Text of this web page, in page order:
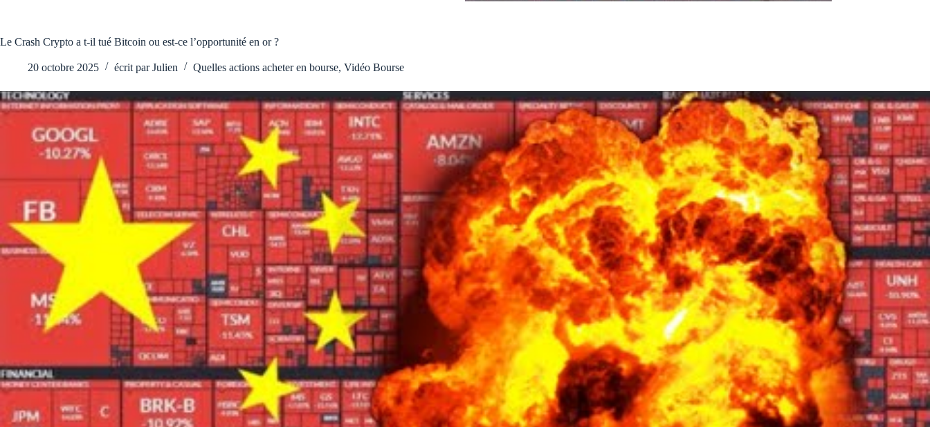
Le Crash Crypto a t-il tué Bitcoin ou est-ce l’opportunité en or ?
20 octobre 2025 écrit par Julien Quelles actions acheter en bourse,Vidéo Bourse